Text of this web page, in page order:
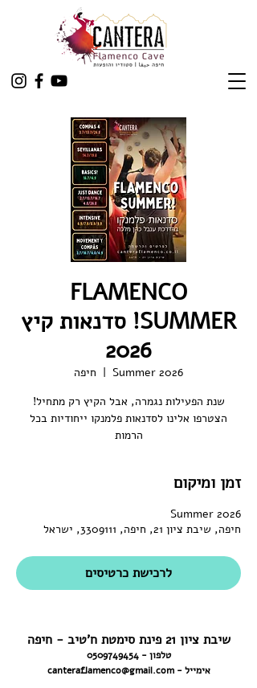
FLAMENCO
SUMMER! סדנאות קיץ
2026
Summer 2026
  |
חיפה
שנת הפעילות נגמרה, אבל הקיץ רק מתחיל!
הצטרפו אלינו לסדנאות פלמנקו ייחודיות בכל
הרמות
זמן ומיקום
Summer 2026
חיפה, שיבת ציון 21, חיפה, 3309111, ישראל
לרכישת כרטיסים
שיבת ציון 21 פינת סימטת ח'טיב - חיפה
טלפון -0509749454
אימייל -canteraflamenco@gmail.com